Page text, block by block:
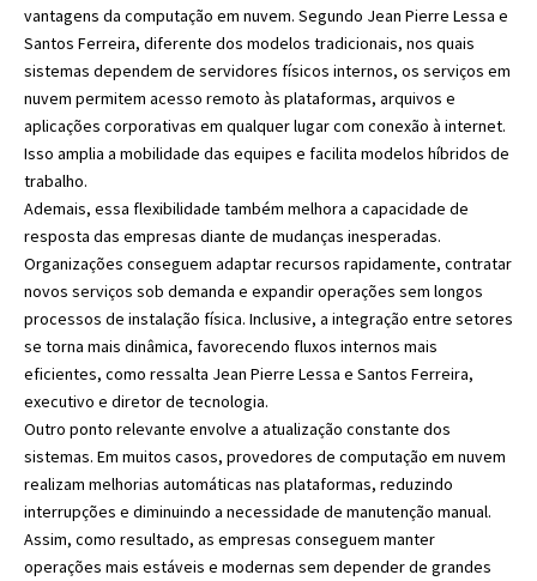
vantagens da computação em nuvem. Segundo Jean Pierre Lessa e
Santos Ferreira, diferente dos modelos tradicionais, nos quais
sistemas dependem de servidores físicos internos, os serviços em
nuvem permitem acesso remoto às plataformas, arquivos e
aplicações corporativas em qualquer lugar com conexão à internet.
Isso amplia a mobilidade das equipes e facilita modelos híbridos de
trabalho.
Ademais, essa flexibilidade também melhora a capacidade de
resposta das empresas diante de mudanças inesperadas.
Organizações conseguem adaptar recursos rapidamente, contratar
novos serviços sob demanda e expandir operações sem longos
processos de instalação física. Inclusive, a integração entre setores
se torna mais dinâmica, favorecendo fluxos internos mais
eficientes, como ressalta Jean Pierre Lessa e Santos Ferreira,
executivo e diretor de tecnologia.
Outro ponto relevante envolve a atualização constante dos
sistemas. Em muitos casos, provedores de computação em nuvem
realizam melhorias automáticas nas plataformas, reduzindo
interrupções e diminuindo a necessidade de manutenção manual.
Assim, como resultado, as empresas conseguem manter
operações mais estáveis e modernas sem depender de grandes